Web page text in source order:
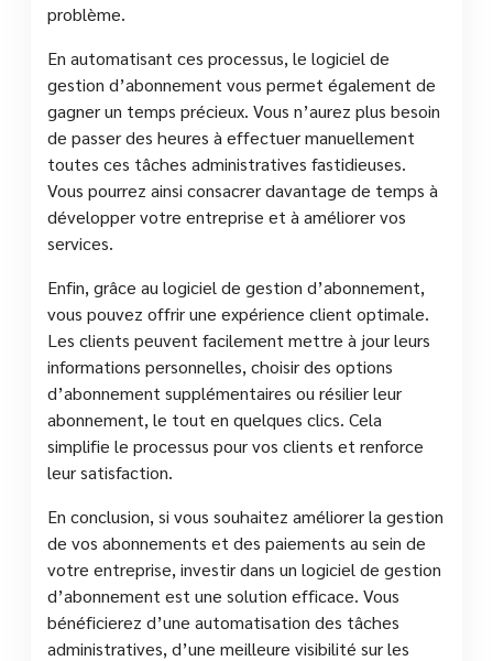
problème.
En automatisant ces processus, le logiciel de
gestion d’abonnement vous permet également de
gagner un temps précieux. Vous n’aurez plus besoin
de passer des heures à effectuer manuellement
toutes ces tâches administratives fastidieuses.
Vous pourrez ainsi consacrer davantage de temps à
développer votre entreprise et à améliorer vos
services.
Enfin, grâce au logiciel de gestion d’abonnement,
vous pouvez offrir une expérience client optimale.
Les clients peuvent facilement mettre à jour leurs
informations personnelles, choisir des options
d’abonnement supplémentaires ou résilier leur
abonnement, le tout en quelques clics. Cela
simplifie le processus pour vos clients et renforce
leur satisfaction.
En conclusion, si vous souhaitez améliorer la gestion
de vos abonnements et des paiements au sein de
votre entreprise, investir dans un logiciel de gestion
d’abonnement est une solution efficace. Vous
bénéficierez d’une automatisation des tâches
administratives, d’une meilleure visibilité sur les